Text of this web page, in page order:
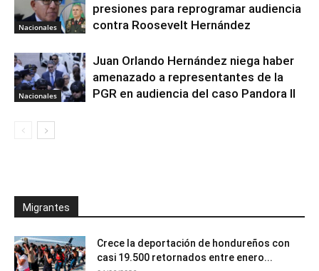
Nacionales
presiones para reprogramar audiencia
contra Roosevelt Hernández
Nacionales
Juan Orlando Hernández niega haber
amenazado a representantes de la
PGR en audiencia del caso Pandora II
Migrantes
Crece la deportación de hondureños con
casi 19.500 retornados entre enero...